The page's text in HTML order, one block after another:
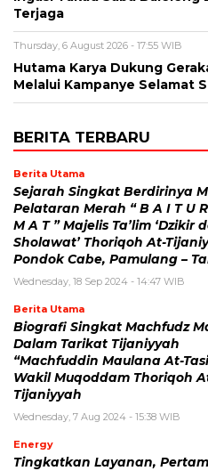
Terjaga
Thursday, 6 August 2026 - 17:55 WIB
Hutama Karya Dukung
Melalui Kampanye Selamat
BERITA TERBARU
Berita Utama
Sejarah Singkat Berdirinya
Pelataran Merah “ B A I T U
M A T ” Majelis Ta’lim ‘Dzikir
Sholawat’ Thoriqoh At-
Pondok Cabe, Pamulang –
Wednesday, 18 Sep 2024 - 14:47 WIB
Berita Utama
Biografi Singkat Machfudz
Dalam Tarikat Tijaniyyah
“Machfuddin Maulana At-
Wakil Muqoddam Thoriqoh
Tijaniyyah
Wednesday, 7 Aug 2024 - 15:38 WIB
Energy
Tingkatkan Layanan,